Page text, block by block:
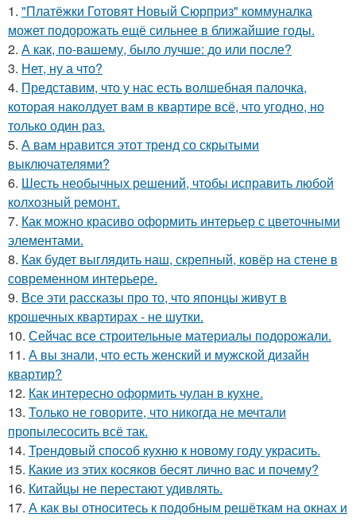
1. "Платёжки Готовят Новый Сюрприз" коммуналка
может подорожать ещё сильнее в ближайшие годы.
2. А как, по-вашему, было лучше: до или после?
3. Нет, ну а что?
4. Представим, что у нас есть волшебная палочка,
которая наколдует вам в квартире всё, что угодно, но
только один раз.
5. А вам нравится этот тренд со скрытыми
выключателями?
6. Шесть необычных решений, чтобы исправить любой
колхозный ремонт.
7. Как можно красиво оформить интерьер с цветочными
элементами.
8. Как будет выглядить наш, скрепный, ковёр на стене в
современном интерьере.
9. Все эти рассказы про то, что японцы живут в
крошечных квартирах - не шутки.
10. Сейчас все строительные материалы подорожали.
11. А вы знали, что есть женский и мужской дизайн
квартир?
12. Как интересно оформить чулан в кухне.
13. Только не говорите, что никогда не мечтали
пропылесосить всё так.
14. Трендовый способ кухню к новому году украсить.
15. Какие из этих косяков бесят лично вас и почему?
16. Китайцы не перестают удивлять.
17. А как вы относитесь к подобным решёткам на окнах и